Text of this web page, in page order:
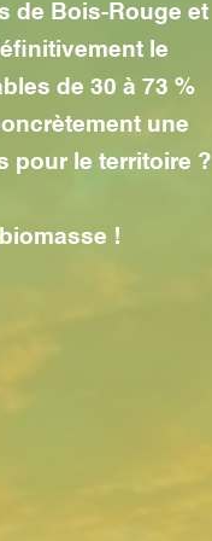
de Bois-Rouge et
le
de 30 à 73 %
une
pour le territoire ?
!